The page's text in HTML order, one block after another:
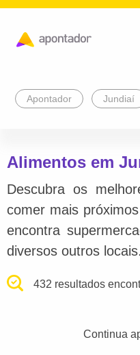
Apontador Jundiaí
Alimentos em
Descubra os
comer mais
encontra
diversos outros locais.
432 resultados
Continua